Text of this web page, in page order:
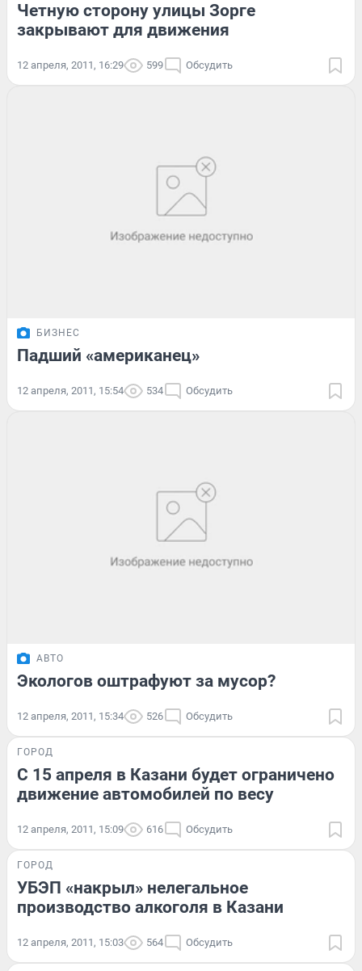
Четную сторону улицы Зорге
закрывают для движения
12 апреля, 2011, 16:29 599 Обсудить
БИЗНЕС
Падший «американец»
12 апреля, 2011, 15:54 534 Обсудить
АВТО
Экологов оштрафуют за мусор?
12 апреля, 2011, 15:34 526 Обсудить
ГОРОД
С 15 апреля в Казани будет ограничено
движение автомобилей по весу
12 апреля, 2011, 15:09 616 Обсудить
ГОРОД
УБЭП «накрыл» нелегальное
производство алкоголя в Казани
12 апреля, 2011, 15:03 564 Обсудить